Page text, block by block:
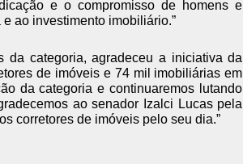
e o compromisso de homens e
ao investimento imobiliário.”
da categoria, agradeceu a iniciativa da
de imóveis e 74 mil imobiliárias em
da categoria e continuaremos lutando
ao senador Izalci Lucas pela
corretores de imóveis pelo seu dia.”